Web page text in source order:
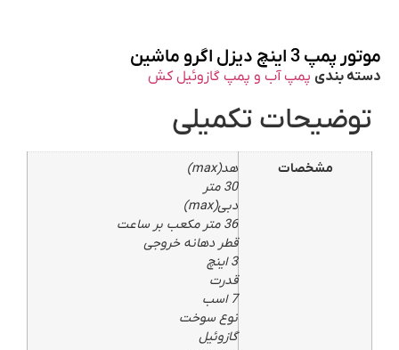
موتور پمپ 3 اینچ دیزل اگرو ماشین
دسته بندی پمپ آب و پمپ گازوئیل کش
توضیحات تکمیلی
مشخصات
هد(max)
30 متر
دبی(max)
36 متر مکعب بر ساعت
قطر دهانه خروجی
3 اینچ
قدرت
7 اسب
نوع سوخت
گازوئیل